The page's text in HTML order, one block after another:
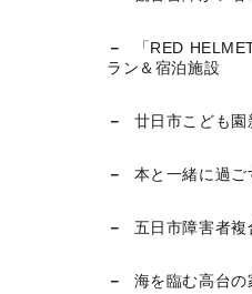
「RED
ラン＆宿泊施設
廿日市こども園
本と一緒に過
五日市障害者複
海を臨む高台